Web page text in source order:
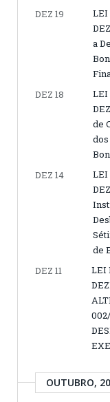
DEZ 19
LEI
a
DEZ 18
LEI
de
DEZ 14
LEI
de
DEZ 11
LEI
OUTUBRO,